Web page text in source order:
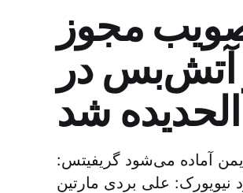
مجوز
آتش‌بس در
الحدیده شد
آماده می‌شود گریفیتس:
علی بردی مارتین